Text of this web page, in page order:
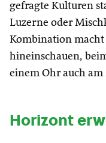
gefragte Kulturen
Luzerne oder
Kombination macht
hineinschauen,
einem Ohr auch
Horizont